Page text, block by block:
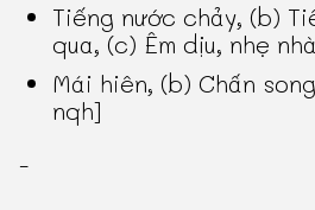
Tiếng nước chảy, (b)
qua, (c) Êm dịu, nhẹ
Mái hiên, (b) Chấn
nqh]
-